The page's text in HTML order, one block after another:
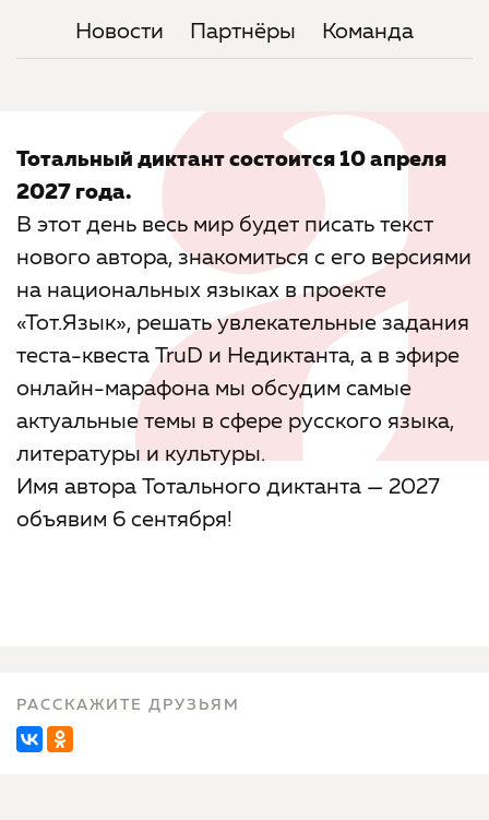
Новости Партнёры Команда
Тотальный диктант состоится 10 апреля
2027 года.
В этот день весь мир будет писать текст
нового автора, знакомиться с его версиями
на национальных языках в проекте
«Тот.Язык», решать увлекательные задания
теста-квеста TruD и Недиктанта, а в эфире
онлайн-марафона мы обсудим самые
актуальные темы в сфере русского языка,
литературы и культуры.
Имя автора Тотального диктанта — 2027
объявим 6 сентября!
РАССКАЖИТЕ ДРУЗЬЯМ